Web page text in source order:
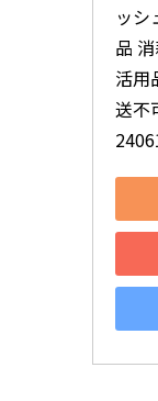
ッシ
品
活用
送不